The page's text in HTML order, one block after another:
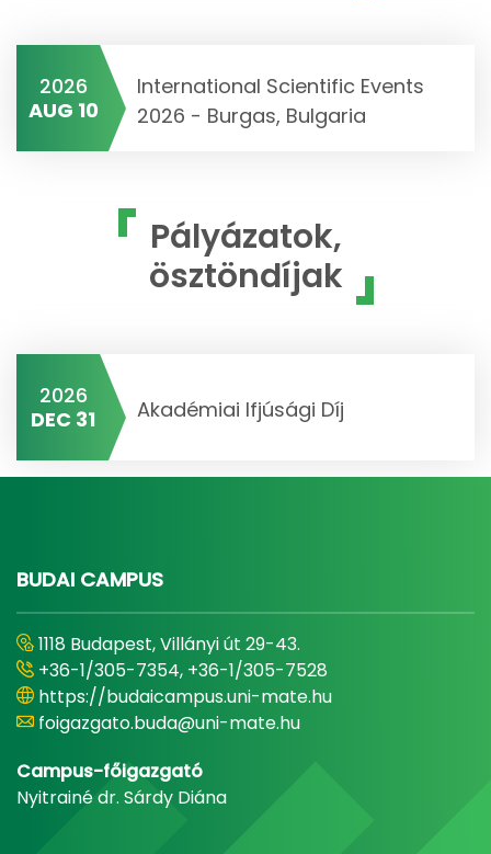
2026
AUG 10
International Scientific Events
2026 - Burgas, Bulgaria
Pályázatok,
ösztöndíjak
2026
DEC 31
Akadémiai Ifjúsági Díj
BUDAI CAMPUS
1118 Budapest, Villányi út 29-43.
+36-1/305-7354, +36-1/305-7528
https://budaicampus.uni-mate.hu
foigazgato.buda@uni-mate.hu
Campus-főigazgató
Nyitrainé dr. Sárdy Diána